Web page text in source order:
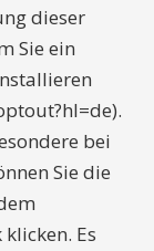
dieser
Sie ein
bei
Sie die
Es